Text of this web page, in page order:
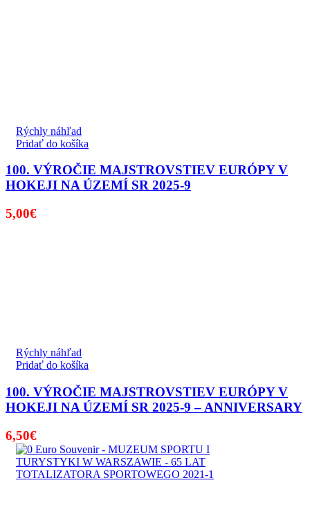
Rýchly náhľad
Pridať do košíka
100. VÝROČIE MAJSTROVSTIEV EURÓPY V
HOKEJI NA ÚZEMÍ SR 2025-9
5,00€
Rýchly náhľad
Pridať do košíka
100. VÝROČIE MAJSTROVSTIEV EURÓPY V
HOKEJI NA ÚZEMÍ SR 2025-9 – ANNIVERSARY
6,50€